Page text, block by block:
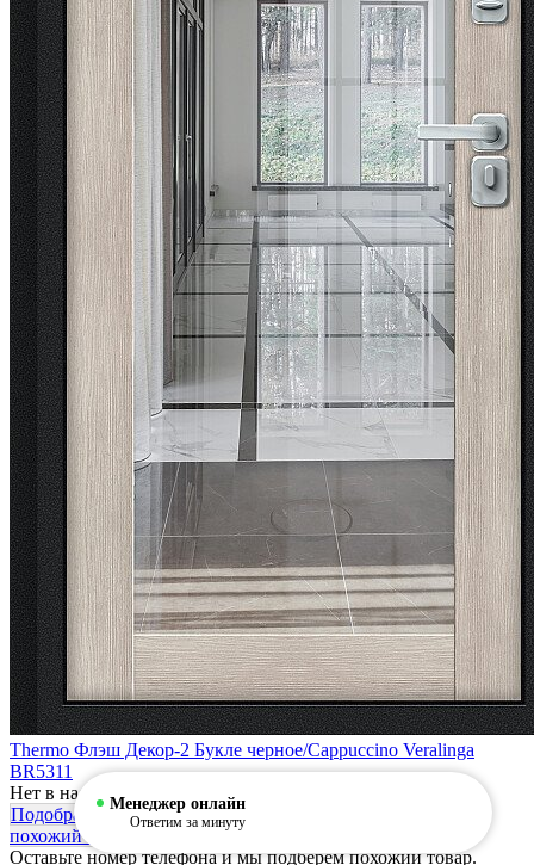
Thermo Флэш Декор-2 Букле черное/Cappuccino Veralinga
BR5311
Нет в наличии
Подобрать
похожий товар
Оставьте номер телефона и мы подберем похожий товар.
Менеджер онлайн
Ответим за минуту